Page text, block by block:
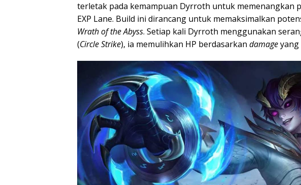
terletak pada kemampuan Dyrroth untuk memenangkan
EXP Lane. Build ini dirancang untuk memaksimalkan
Wrath of the Abyss. Setiap kali Dyrroth menggunakan
(Circle Strike), ia memulihkan HP berdasarkan damageyang